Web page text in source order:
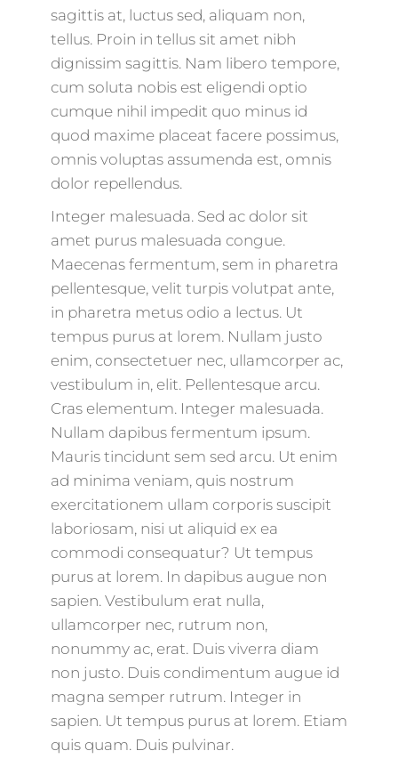
sagittis at, luctus sed, aliquam non,
tellus. Proin in tellus sit amet nibh
dignissim sagittis. Nam libero tempore,
cum soluta nobis est eligendi optio
cumque nihil impedit quo minus id
quod maxime placeat facere possimus,
omnis voluptas assumenda est, omnis
dolor repellendus.
Integer malesuada. Sed ac dolor sit
amet purus malesuada congue.
Maecenas fermentum, sem in pharetra
pellentesque, velit turpis volutpat ante,
in pharetra metus odio a lectus. Ut
tempus purus at lorem. Nullam justo
enim, consectetuer nec, ullamcorper ac,
vestibulum in, elit. Pellentesque arcu.
Cras elementum. Integer malesuada.
Nullam dapibus fermentum ipsum.
Mauris tincidunt sem sed arcu. Ut enim
ad minima veniam, quis nostrum
exercitationem ullam corporis suscipit
laboriosam, nisi ut aliquid ex ea
commodi consequatur? Ut tempus
purus at lorem. In dapibus augue non
sapien. Vestibulum erat nulla,
ullamcorper nec, rutrum non,
nonummy ac, erat. Duis viverra diam
non justo. Duis condimentum augue id
magna semper rutrum. Integer in
sapien. Ut tempus purus at lorem. Etiam
quis quam. Duis pulvinar.